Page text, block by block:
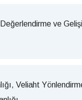
ve
Veliaht